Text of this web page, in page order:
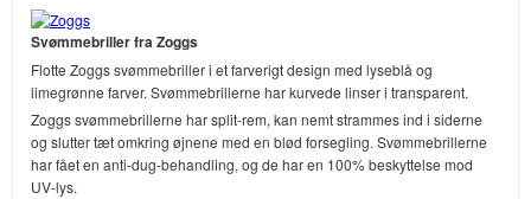
Svømmebriller fra Zoggs
Flotte Zoggs svømmebriller i et farverigt design med lyseblå og
limegrønne farver. Svømmebrillerne har kurvede linser i transparent.
Zoggs svømmebrillerne har split-rem, kan nemt strammes ind i siderne
og slutter tæt omkring øjnene med en blød forsegling. Svømmebrillerne
har fået en anti-dug-behandling, og de har en 100% beskyttelse mod
UV-lys.